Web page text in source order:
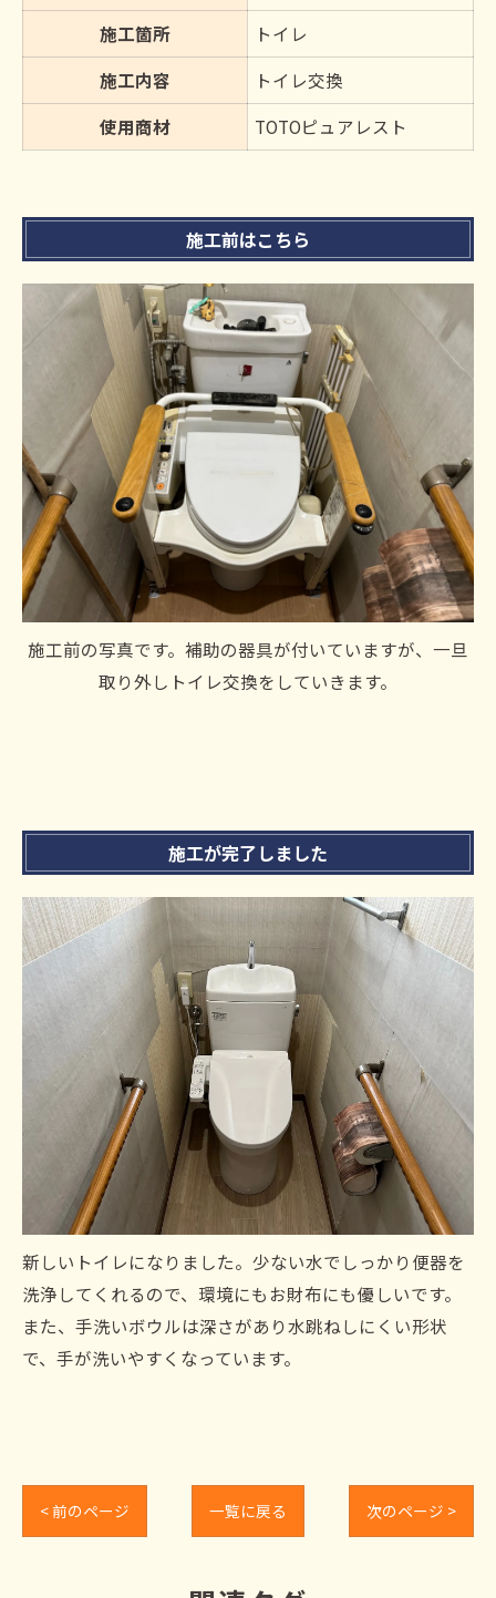
施工箇所
トイレ
施工内容
トイレ交換
使用商材
TOTOピュアレスト
施工前はこちら
施工前の写真です。補助の器具が付いていますが、一旦
取り外しトイレ交換をしていきます。
施工が完了しました
新しいトイレになりました。少ない水でしっかり便器を
洗浄してくれるので、環境にもお財布にも優しいです。
また、手洗いボウルは深さがあり水跳ねしにくい形状
で、手が洗いやすくなっています。
< 前のページ 一覧に戻る 次のページ >